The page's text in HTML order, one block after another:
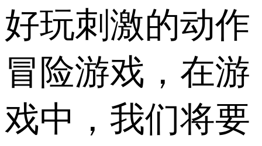
好玩刺激的动作
冒险游戏，在游
戏中，我们将要